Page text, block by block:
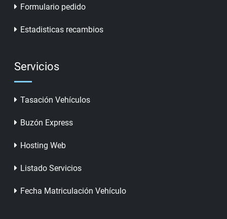
Formulario pedido
Estadisticas recambios
Servicios
Tasación Vehículos
Buzón Express
Hosting Web
Listado Servicios
Fecha Matriculación Vehículo